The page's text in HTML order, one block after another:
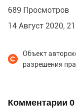
689 Просмотров
14 Август 2020,
Объект
разрешения
Комментарии 0